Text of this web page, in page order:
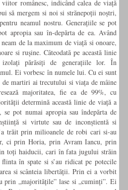
românesc, indicând calea de viață
să mergem si noi si strănepoții noștri,
neamul nostru. Generațiile se pot
apropia sau în-depărta de ea. Având
de la maximum de viață si onoare,
si rușine. Câteodată pe această linie
părăsiți de generațiile lor. În
Ei vorbesc în numele lui. Cu ei sunt
martiri ai trecutului si viața de mâine
majoritatea, fie ea de 99%, cu
determină această linie de viață a
pot numai apropia sau îndepărta de
si virtute sau de inconștientă si
trăit prin milioanele de robi cari si-au
ci prin Horia, prin Avram Iancu, prin
toți haiducii, cari în fata jugului străin
în spate si s’au ridicat pe potecile
si scânteia libertății. Prin ei a vorbit
prin „majoritățile” lase si „cuminți”. Ei